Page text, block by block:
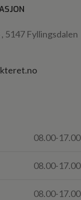
5147 Fyllingsdalen
08.00-17.00
08.00-17.00
08.00-17.00